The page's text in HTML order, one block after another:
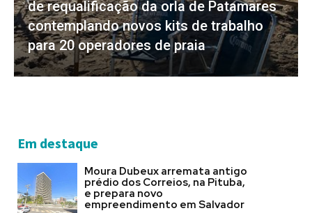
de requalificação da orla de Patamares
contemplando novos kits de trabalho
para 20 operadores de praia
Em destaque
Moura Dubeux arremata antigo
prédio dos Correios, na Pituba,
e prepara novo
empreendimento em Salvador